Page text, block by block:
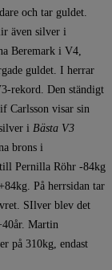
och tar guldet.
även silver i
Beremark i V4,
guldet. I herrar
rekord. Den ständigt
Carlsson visar sin
i Bästa V3
brons i
Pernilla Röhr -84kg
På herrsidan tar
SIlver blev det
Martin
på 310kg, endast